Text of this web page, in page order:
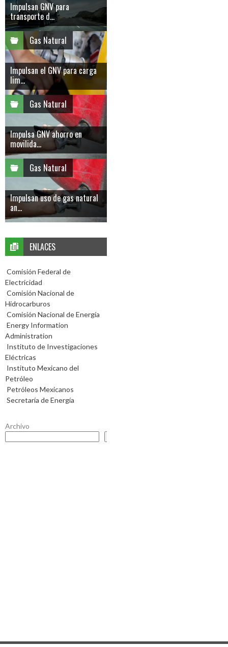
Impulsan GNV para
transporte d...
Gas Natural
Impulsan el GNV para carga
lim...
Gas Natural
Impulsa GNV ahorro en
movilida...
Gas Natural
Impulsan uso de gas natural
an...
ENLACES
Comisión Federal de
Electricidad
Comisión Nacional de
Hidrocarburos
Comisión Nacional de Energía
Energy Information
Administration
Instituto de Investigaciones
Eléctricas
Instituto Mexicano del
Petróleo
Petróleos Mexicanos
Secretaría de Energía
Archivo